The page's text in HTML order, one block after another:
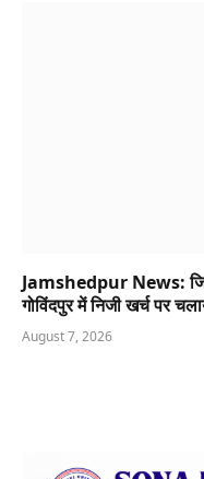
Jamshedpur News:
गोविंदपुर में निजी खर्च पर
August 7, 2026